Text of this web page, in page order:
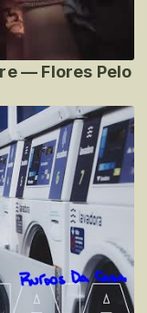
— Flores Pelo